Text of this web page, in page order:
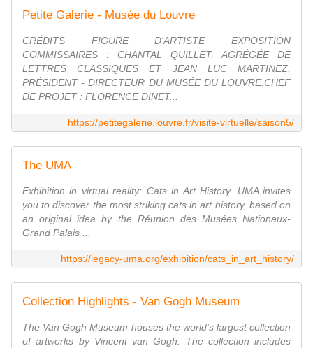
Petite Galerie - Musée du Louvre
CRÉDITS FIGURE D'ARTISTE EXPOSITION
COMMISSAIRES : CHANTAL QUILLET, AGRÉGÉE DE
LETTRES CLASSIQUES ET JEAN LUC MARTINEZ,
PRÉSIDENT - DIRECTEUR DU MUSÉE DU LOUVRE.CHEF
DE PROJET : FLORENCE DINET...
https://petitegalerie.louvre.fr/visite-virtuelle/saison5/
The UMA
Exhibition in virtual reality: Cats in Art History. UMA invites
you to discover the most striking cats in art history, based on
an original idea by the Réunion des Musées Nationaux-
Grand Palais ...
https://legacy-uma.org/exhibition/cats_in_art_history/
Collection Highlights - Van Gogh Museum
The Van Gogh Museum houses the world's largest collection
of artworks by Vincent van Gogh. The collection includes